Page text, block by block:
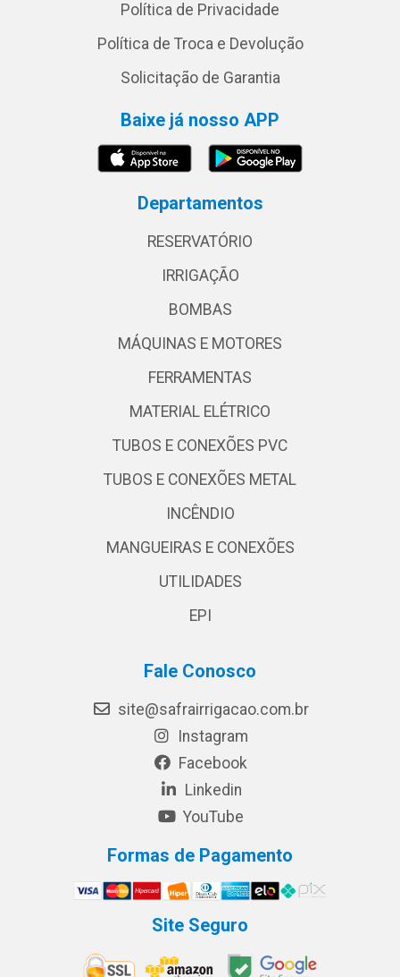
Política de Privacidade
Política de Troca e Devolução
Solicitação de Garantia
Baixe já nosso APP
Departamentos
RESERVATÓRIO
IRRIGAÇÃO
BOMBAS
MÁQUINAS E MOTORES
FERRAMENTAS
MATERIAL ELÉTRICO
TUBOS E CONEXÕES PVC
TUBOS E CONEXÕES METAL
INCÊNDIO
MANGUEIRAS E CONEXÕES
UTILIDADES
EPI
Fale Conosco
site@safrairrigacao.com.br
Instagram
Facebook
Linkedin
YouTube
Formas de Pagamento
Site Seguro